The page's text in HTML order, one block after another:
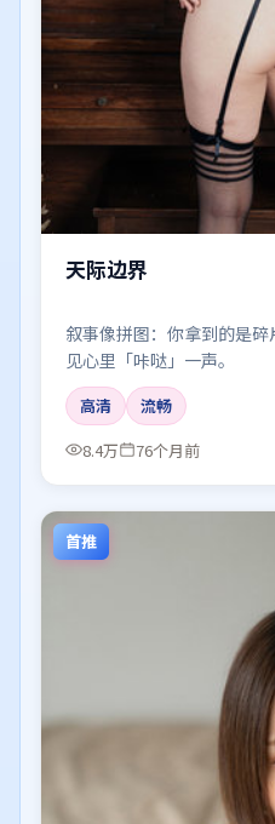
天际边界
叙事像拼图：你拿到的是
见心里「咔哒」一声。
高清
流畅
8.4万
76个月前
首推